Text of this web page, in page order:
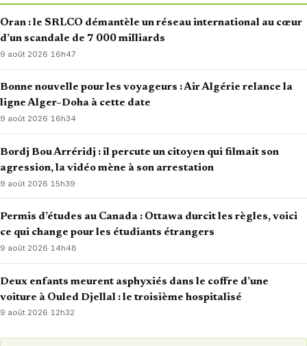
Oran : le SRLCO démantèle un réseau international au cœur
d’un scandale de 7 000 milliards
9 août 2026· 16h47
Bonne nouvelle pour les voyageurs : Air Algérie relance la
ligne Alger–Doha à cette date
9 août 2026·16h34
Bordj Bou Arréridj : il percute un citoyen qui filmait son
agression, la vidéo mène à son arrestation
9 août 2026· 15h39
Permis d’études au Canada : Ottawa durcit les règles, voici
ce qui change pour les étudiants étrangers
9 août 2026·14h48
Deux enfants meurent asphyxiés dans le coffre d’une
voiture à Ouled Djellal : le troisième hospitalisé
9 août 2026·12h32